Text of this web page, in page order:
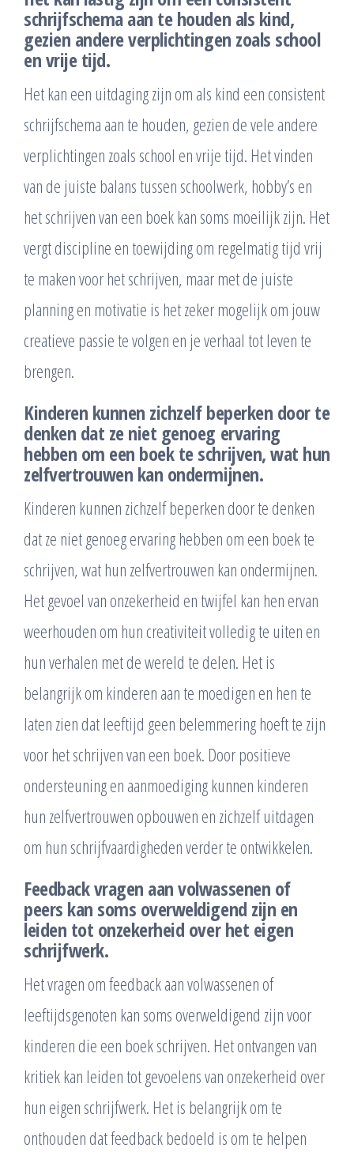
schrijfschema aan te houden als kind,
gezien andere verplichtingen zoals school
en vrije tijd.
Het kan een uitdaging zijn om als kind een consistent
schrijfschema aan te houden, gezien de vele andere
verplichtingen zoals school en vrije tijd. Het vinden
van de juiste balans tussen schoolwerk, hobby’s en
het schrijven van een boek kan soms moeilijk zijn. Het
vergt discipline en toewijding om regelmatig tijd vrij
te maken voor het schrijven, maar met de juiste
planning en motivatie is het zeker mogelijk om jouw
creatieve passie te volgen en je verhaal tot leven te
brengen.
Kinderen kunnen zichzelf beperken door te
denken dat ze niet genoeg ervaring
hebben om een boek te schrijven, wat hun
zelfvertrouwen kan ondermijnen.
Kinderen kunnen zichzelf beperken door te denken
dat ze niet genoeg ervaring hebben om een boek te
schrijven, wat hun zelfvertrouwen kan ondermijnen.
Het gevoel van onzekerheid en twijfel kan hen ervan
weerhouden om hun creativiteit volledig te uiten en
hun verhalen met de wereld te delen. Het is
belangrijk om kinderen aan te moedigen en hen te
laten zien dat leeftijd geen belemmering hoeft te zijn
voor het schrijven van een boek. Door positieve
ondersteuning en aanmoediging kunnen kinderen
hun zelfvertrouwen opbouwen en zichzelf uitdagen
om hun schrijfvaardigheden verder te ontwikkelen.
Feedback vragen aan volwassenen of
peers kan soms overweldigend zijn en
leiden tot onzekerheid over het eigen
schrijfwerk.
Het vragen om feedback aan volwassenen of
leeftijdsgenoten kan soms overweldigend zijn voor
kinderen die een boek schrijven. Het ontvangen van
kritiek kan leiden tot gevoelens van onzekerheid over
hun eigen schrijfwerk. Het is belangrijk om te
onthouden dat feedback bedoeld is om te helpen